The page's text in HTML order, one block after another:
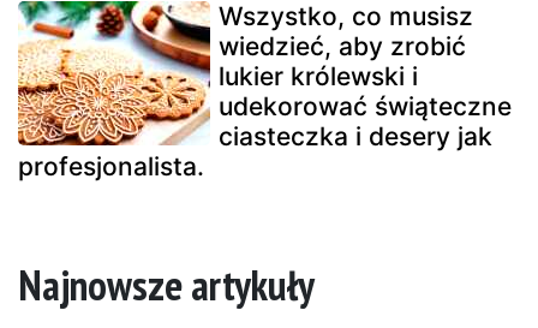
Wszystko, co musisz
wiedzieć, aby zrobić
lukier królewski i
udekorować świąteczne
ciasteczka i desery jak
profesjonalista.
Najnowsze artykuły